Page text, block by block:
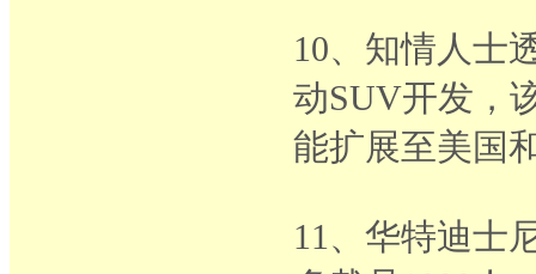
10、知情人士
动SUV开发，
能扩展至美国
11、华特迪士